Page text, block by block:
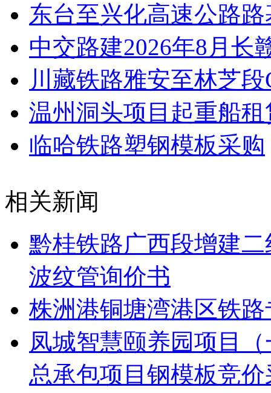
东台至兴化高速公路
中交路建2026年8月长
川藏铁路雅安至林芝
温州洞头项目起重船租
临哈铁路塑钢模板采购
相关新闻
黔桂铁路广西段增建
波纹管询价书
株洲港铜塘湾港区铁
凤城智慧颐养园项目
总承包项目钢模板竞价